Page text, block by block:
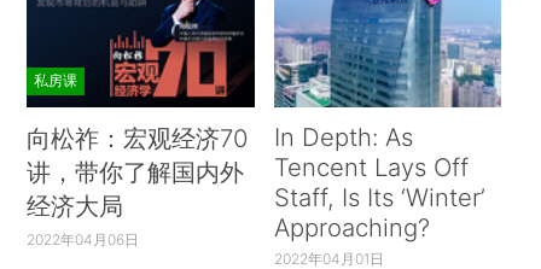
私房课
向松祚：宏观经济70
讲，带你了解国内外
经济大局
2022年04月06日
In Depth: As
Tencent Lays Off
Staff, Is Its ‘Winter’
Approaching?
2022年04月01日